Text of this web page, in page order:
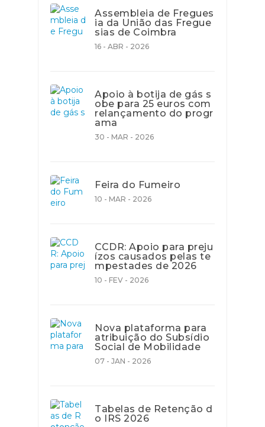
Assembleia de Fregues
ia da União das Fregue
sias de Coimbra
16 - ABR - 2026
Apoio à botija de gás s
obe para 25 euros com
relançamento do progr
ama
30 - MAR - 2026
Feira do Fumeiro
10 - MAR - 2026
CCDR: Apoio para preju
ízos causados pelas te
mpestades de 2026
10 - FEV - 2026
Nova plataforma para
atribuição do Subsídio
Social de Mobilidade
07 - JAN - 2026
Tabelas de Retenção d
o IRS 2026